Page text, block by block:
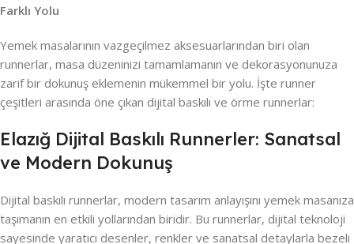
Farklı Yolu
Yemek masalarının vazgeçilmez aksesuarlarından biri olan
runnerlar, masa düzeninizi tamamlamanın ve dekorasyonunuza
zarif bir dokunuş eklemenin mükemmel bir yolu. İşte runner
çeşitleri arasında öne çıkan dijital baskılı ve örme runnerlar:
Elazığ Dijital Baskılı Runnerler: Sanatsal
ve Modern Dokunuş
Dijital baskılı runnerlar, modern tasarım anlayışını yemek masanıza
taşımanın en etkili yollarından biridir. Bu runnerlar, dijital teknoloji
sayesinde yaratıcı desenler, renkler ve sanatsal detaylarla bezeli